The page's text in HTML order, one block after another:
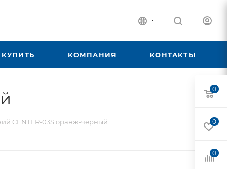
КОМПАНИЯ КОНТАКТЫ
CENTER-03S оранж-черный
0
0
0